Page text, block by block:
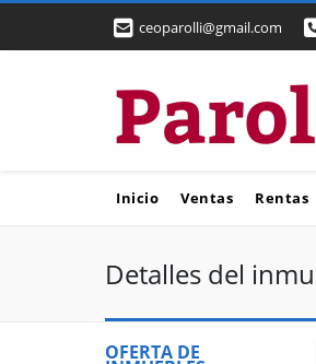
ceoparolli@gmail.com
Inicio Ventas Rentas
Detalles del
OFERTA DE